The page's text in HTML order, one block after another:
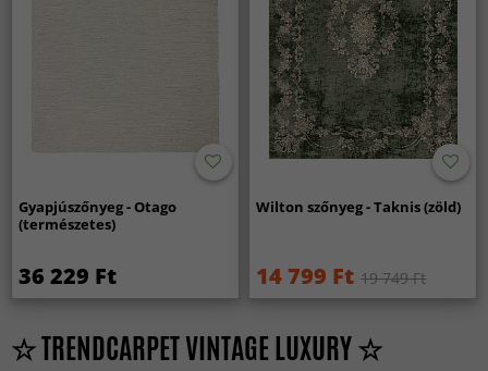
Gyapjúszőnyeg - Otago
(természetes)
36 229 Ft
Wilton szőnyeg - Taknis (zöld)
14 799 Ft 19 749 Ft
☆ TRENDCARPET VINTAGE LUXURY ☆